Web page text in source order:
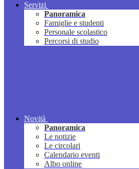
Servizi
Panoramica
Famiglie e studenti
Personale scolastico
Percorsi di studio
Novità
Panoramica
Le notizie
Le circolari
Calendario eventi
Albo online